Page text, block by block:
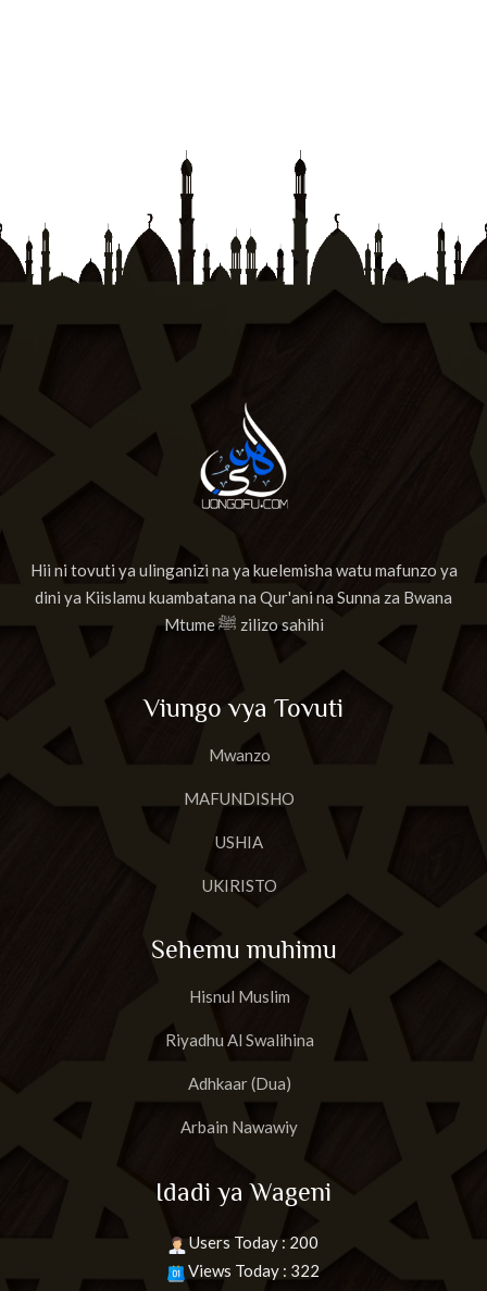
Hii ni tovuti ya ulinganizi na ya kuelemisha watu mafunzo ya
dini ya Kiislamu kuambatana na Qur'ani na Sunna za Bwana
Mtume ﷺ zilizo sahihi
Viungo vya Tovuti
Mwanzo
MAFUNDISHO
USHIA
UKIRISTO
Sehemu muhimu
Hisnul Muslim
Riyadhu Al Swalihina
Adhkaar (Dua)
Arbain Nawawiy
Idadi ya Wageni
Users Today : 200
Views Today : 322